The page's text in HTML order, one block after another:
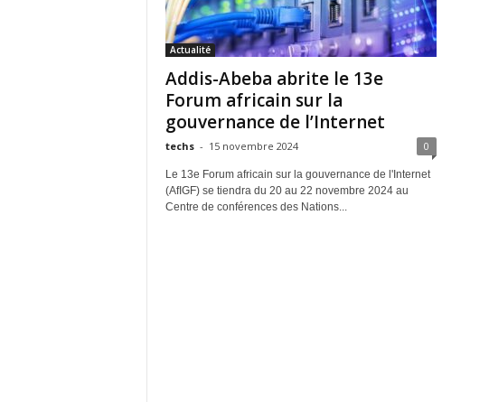
Actualité
Addis-Abeba abrite le 13e
Forum africain sur la
gouvernance de l’Internet
techs - 15 novembre 2024 0
Le 13e Forum africain sur la gouvernance de l'Internet
(AfIGF) se tiendra du 20 au 22 novembre 2024 au
Centre de conférences des Nations...